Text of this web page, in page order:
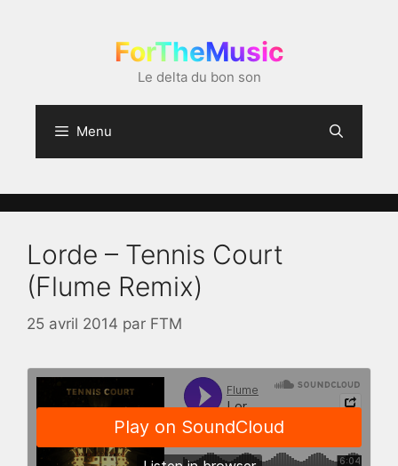
ForTheMusic
Le delta du bon son
Menu
Lorde – Tennis Court
(Flume Remix)
25 avril 2014 par FTM